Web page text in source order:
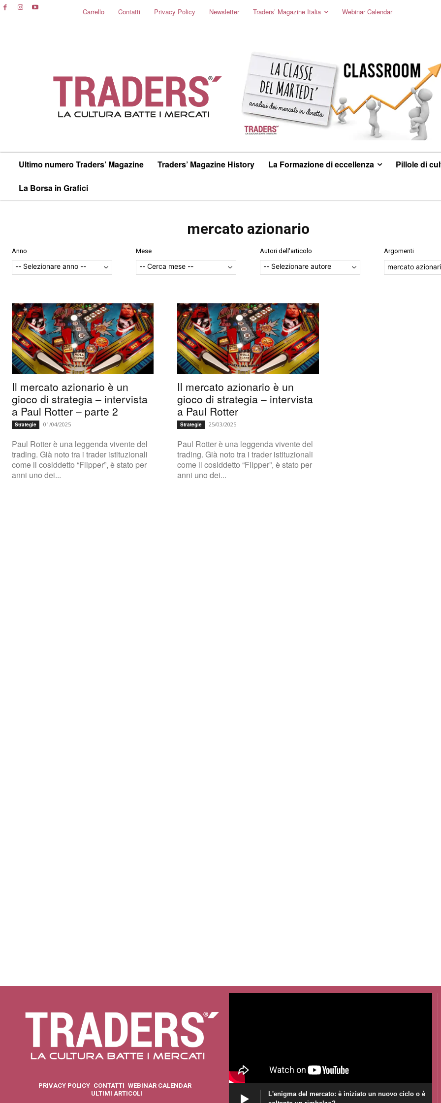
Carrello Contatti Privacy Policy Newsletter Traders’ Magazine Italia Webinar Calendar
Ultimo numero Traders’ Magazine Traders’ Magazine History La Formazione di eccellenza Pillole di
La Borsa in Grafici
mercato azionario
Anno Mese Autori dell'articolo Argomenti
mercato
Il mercato azionario è un
gioco di strategia – intervista
a Paul Rotter – parte 2
Strategie 01/04/2025
Paul Rotter è una leggenda vivente del
trading. Già noto tra i trader istituzionali
come il cosiddetto “Flipper”, è stato per
anni uno dei...
Il mercato azionario è un
gioco di strategia – intervista
a Paul Rotter
Strategie 25/03/2025
Paul Rotter è una leggenda vivente del
trading. Già noto tra i trader istituzionali
come il cosiddetto “Flipper”, è stato per
anni uno dei...
PRIVACY POLICY CONTATTI WEBINAR CALENDAR
ULTIMI ARTICOLI
L'enigma del mercato: è iniziato un nuovo ciclo o è